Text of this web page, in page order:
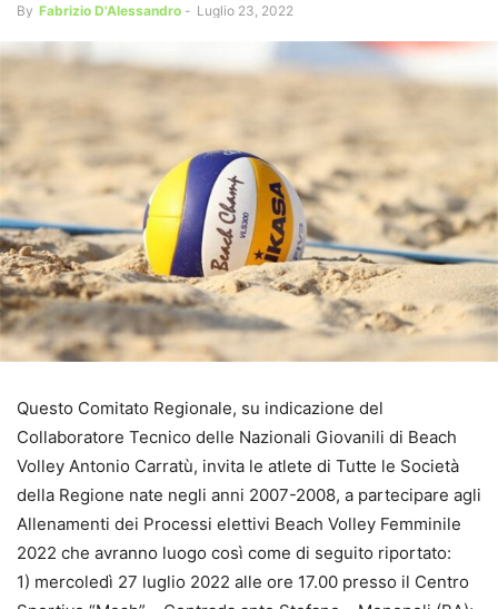
By Fabrizio D'Alessandro - Luglio 23, 2022
Questo Comitato Regionale, su indicazione del
Collaboratore Tecnico delle Nazionali Giovanili di Beach
Volley Antonio Carratù, invita le atlete di Tutte le Società
della Regione nate negli anni 2007-2008, a partecipare agli
Allenamenti dei Processi elettivi Beach Volley Femminile
2022 che avranno luogo così come di seguito riportato:
1) mercoledì 27 luglio 2022 alle ore 17.00 presso il Centro